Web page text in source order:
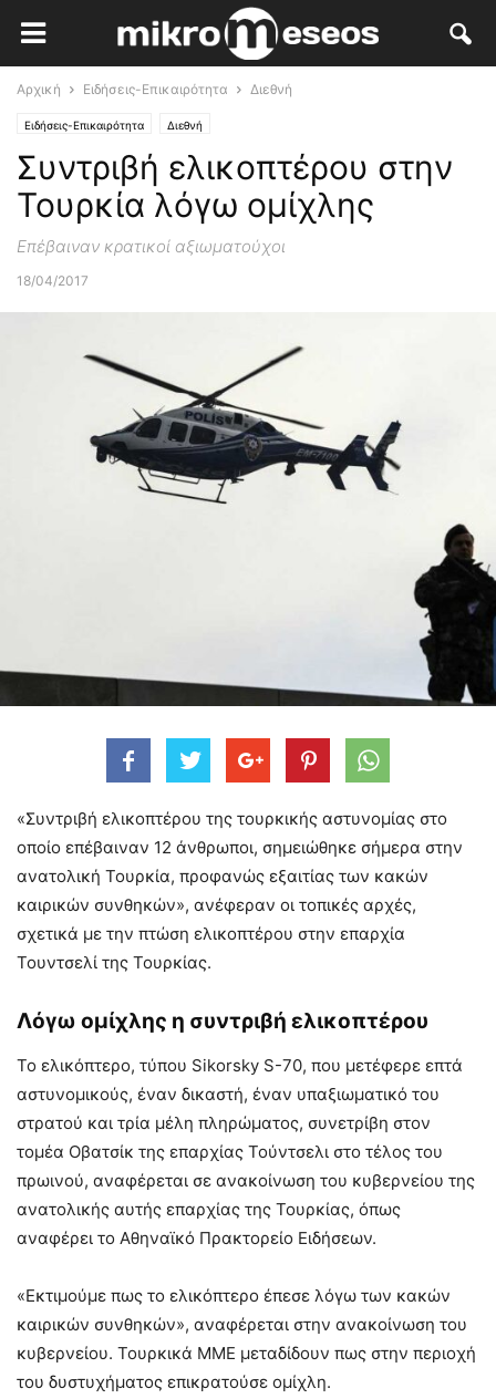
Αρχική Ειδήσεις-Επικαιρότητα Διεθνή
Ειδήσεις-Επικαιρότητα Διεθνή
Συντριβή ελικοπτέρου στην
Τουρκία λόγω ομίχλης
Επέβαιναν κρατικοί αξιωματούχοι
18/04/2017
«Συντριβή ελικοπτέρου της τουρκικής αστυνομίας στο
οποίο επέβαιναν 12 άνθρωποι, σημειώθηκε σήμερα στην
ανατολική Τουρκία, προφανώς εξαιτίας των κακών
καιρικών συνθηκών», ανέφεραν οι τοπικές αρχές,
σχετικά με την πτώση ελικοπτέρου στην επαρχία
Τουντσελί της Τουρκίας.
Λόγω ομίχλης η συντριβή ελικοπτέρου
Το ελικόπτερο, τύπου Sikorsky S-70, που μετέφερε επτά
αστυνομικούς, έναν δικαστή, έναν υπαξιωματικό του
στρατού και τρία μέλη πληρώματος, συνετρίβη στον
τομέα Οβατσίκ της επαρχίας Τούντσελι στο τέλος του
πρωινού, αναφέρεται σε ανακοίνωση του κυβερνείου της
ανατολικής αυτής επαρχίας της Τουρκίας, όπως
αναφέρει το Αθηναϊκό Πρακτορείο Ειδήσεων.
«Εκτιμούμε πως το ελικόπτερο έπεσε λόγω των κακών
καιρικών συνθηκών», αναφέρεται στην ανακοίνωση του
κυβερνείου. Τουρκικά ΜΜΕ μεταδίδουν πως στην περιοχή
του δυστυχήματος επικρατούσε ομίχλη.